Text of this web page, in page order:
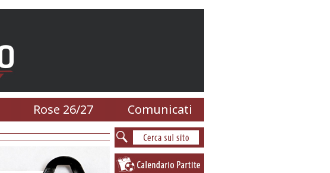
Rose 26/27 Comunicati